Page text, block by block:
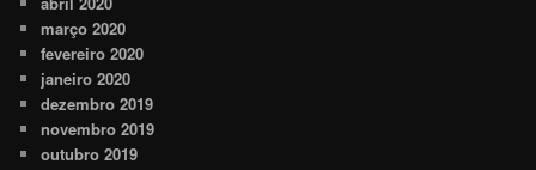
março 2020
fevereiro 2020
janeiro 2020
dezembro 2019
novembro 2019
outubro 2019